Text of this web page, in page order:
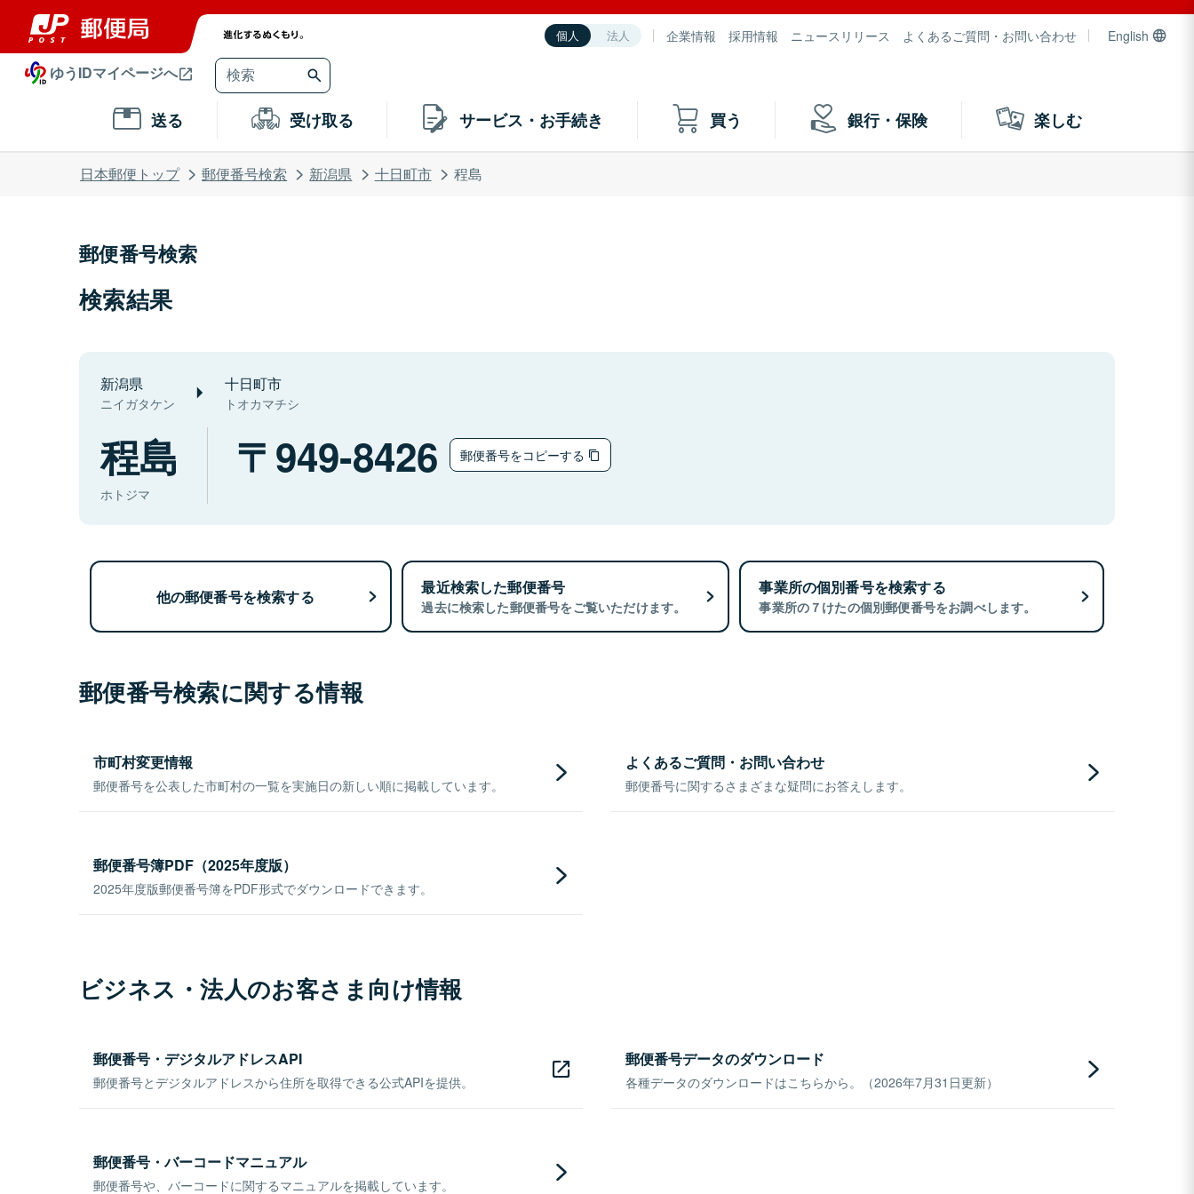
個人 法人 企業情報 採用情報 ニュースリリース よくあるご質問・お問い合わせ English
ゆうIDマイページへ
送る 受け取る サービス・お手続き 買う 銀行・保険 楽しむ
日本郵便トップ 郵便番号検索 新潟県 十日町市 程島
郵便番号検索
検索結果
新潟県
ニイガタケン
十日町市
トオカマチシ
程島
ホトジマ
949-8426 郵便番号をコピーする
他の郵便番号を検索する 最近検索した郵便番号
過去に検索した郵便番号をご覧いただけます。
事業所の個別番号を検索する
事業所の７けたの個別郵便番号をお調べします。
郵便番号検索に関する情報
市町村変更情報
郵便番号を公表した市町村の一覧を実施日の新しい順に掲載しています。
よくあるご質問・お問い合わせ
郵便番号に関するさまざまな疑問にお答えします。
郵便番号簿PDF（2025年度版）
2025年度版郵便番号簿をPDF形式でダウンロードできます。
ビジネス・法人のお客さま向け情報
郵便番号・デジタルアドレスAPI
郵便番号とデジタルアドレスから住所を取得できる公式APIを提供。
郵便番号データのダウンロード
各種データのダウンロードはこちらから。（2026年7月31日更新）
郵便番号・バーコードマニュアル
郵便番号や、バーコードに関するマニュアルを掲載しています。